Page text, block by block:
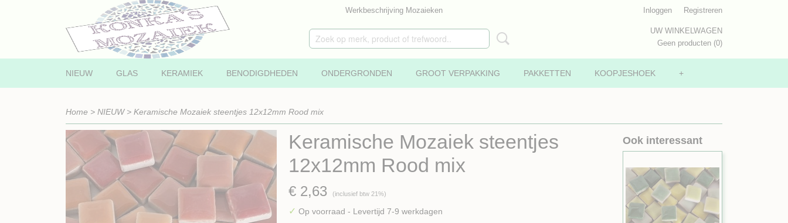
Werkbeschrijving Mozaieken Inloggen Registreren
UW WINKELWAGEN
Geen producten (0)
NIEUW GLAS KERAMIEK BENODIGDHEDEN ONDERGRONDEN GROOT VERPAKKING PAKKETTEN KOOPJESHOEK +
Home > NIEUW> Keramische Mozaiek steentjes 12x12mm Rood mix
Keramische Mozaiek steentjes
12x12mm Rood mix
€ 2,63 (inclusief btw 21%)
✓ Op voorraad - Levertijd 7-9 werkdagen
Ook interessant